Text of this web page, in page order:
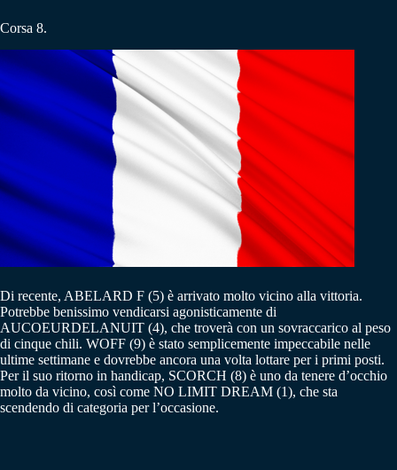
Corsa 8.
Di recente, ABELARD F (5) è arrivato molto vicino alla vittoria.
Potrebbe benissimo vendicarsi agonisticamente di
AUCOEURDELANUIT (4), che troverà con un sovraccarico al peso
di cinque chili. WOFF (9) è stato semplicemente impeccabile nelle
ultime settimane e dovrebbe ancora una volta lottare per i primi posti.
Per il suo ritorno in handicap, SCORCH (8) è uno da tenere d’occhio
molto da vicino, così come NO LIMIT DREAM (1), che sta
scendendo di categoria per l’occasione.